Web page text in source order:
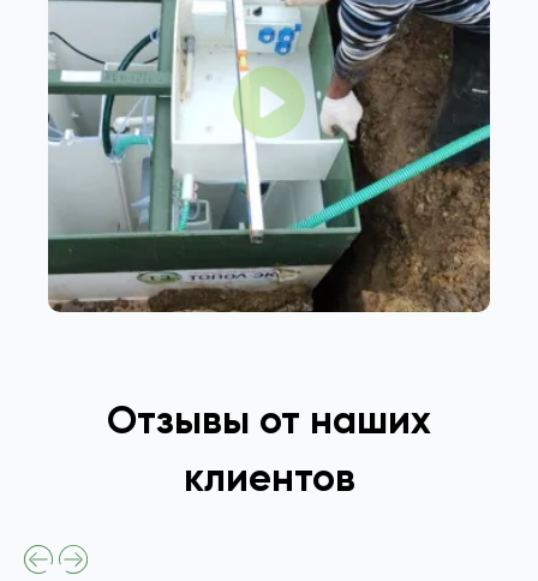
Отзывы от наших
клиентов